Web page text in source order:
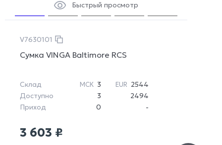
Быстрый просмотр
V7630101
Сумка VINGA Baltimore RCS
Склад МСК 3 EUR 2544
Доступно
3
2494
Приход
0 -
3 603 ₽